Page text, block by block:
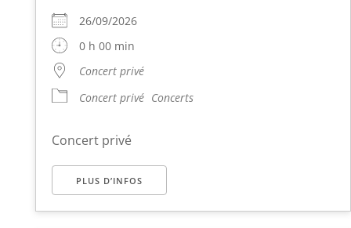
26/09/2026
0 h 00 min
Concert privé
Concert privé Concerts
Concert privé
PLUS D’INFOS